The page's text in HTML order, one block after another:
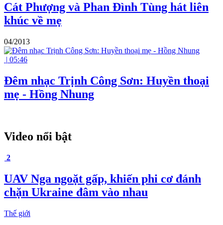
Cát Phượng và Phan Đình Tùng hát liên
khúc về mẹ
04/2013
| 05:46
Đêm nhạc Trịnh Công Sơn: Huyền thoại
mẹ - Hồng Nhung
Video nổi bật
2
UAV Nga ngoặt gấp, khiến phi cơ đánh
chặn Ukraine đâm vào nhau
Thế giới